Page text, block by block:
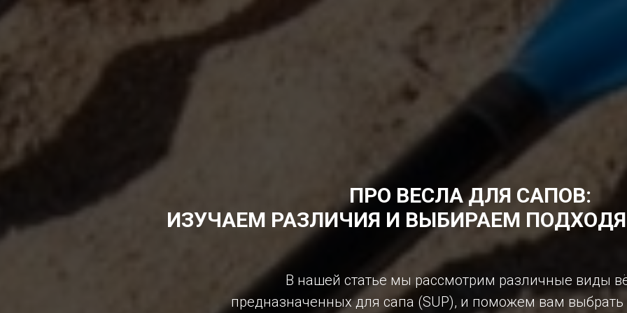
ПРО ВЕСЛА ДЛЯ САПОВ:
ИЗУЧАЕМ РАЗЛИЧИЯ И ВЫБИРАЕМ
В нашей статье мы рассмотрим различные виды
предназначенных для сапа (SUP), и поможем вам